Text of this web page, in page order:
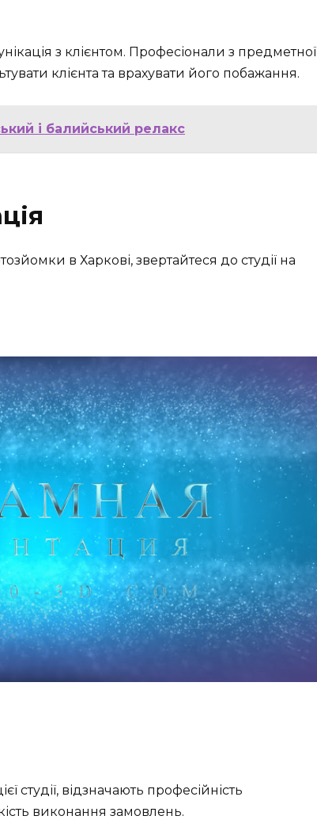
з клієнтом. Професіонали з предметної
клієнта та врахувати його побажання.
і балийський релакс
в Харкові, звертайтеся до студії на
студії, відзначають професійність
виконання замовлень.